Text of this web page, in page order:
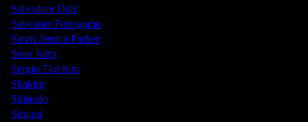
Salvadore Dali
Salvatore Ferragamo
Sarah Jessica Parker
Sean John
Sergio Tacchini
Shakira
Shiseido
Simimi